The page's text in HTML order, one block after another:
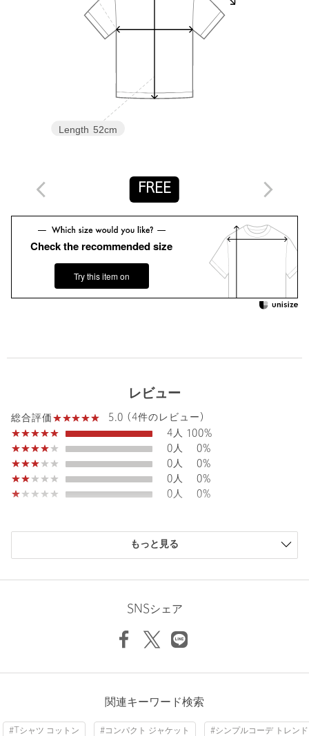
自分らしさを表現したい女性に向けたブランドです。
女性の共感を大切に、時代にフィットした新しいスタイルを提案
※商品に「取り扱い上の注意書き」、「洗濯表示」がございます
場合は、使用前に必ずご確認ください。
※商品画像は、光の当たり具合やパソコンなどの閲覧環境によ
お問い合わせの際は、ユナイテッドアローズ カスタマーサービス
品名：EM ﾌﾗｲｽ C/NC チビT 品番：66171000003
商品詳細
注文キャンセル 対象商品
トップス | Tシャツ / カットソー
サイズ FREE
素材
原産国 中国製
商品番号 6617-1-000003
Length 52cm
FREE
Check the recommended size
Try this item on
レビュー
総合評価
5.0 (4件のレビュー)
4人 100%
0人
0%
0人
0%
0人
0%
0人
0%
もっと見る
SNSシェア
関連キーワード検索
#Tシャツ コットン #コンパクト ジャケット #シンプルコーデ トレンド